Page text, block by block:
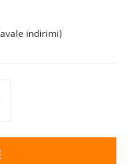
indirimi)